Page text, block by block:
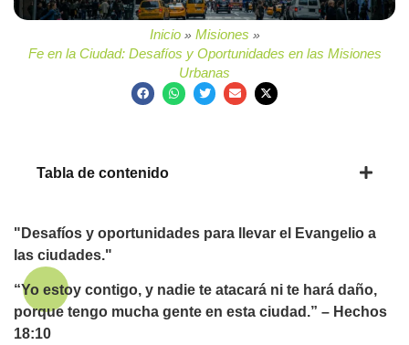
Inicio » Misiones »
Fe en la Ciudad: Desafíos y Oportunidades en las Misiones
Urbanas
Tabla de contenido
"Desafíos y oportunidades para llevar el Evangelio a
las ciudades."
“Yo estoy contigo, y nadie te atacará ni te hará daño,
porque tengo mucha gente en esta ciudad.” – Hechos
18:10